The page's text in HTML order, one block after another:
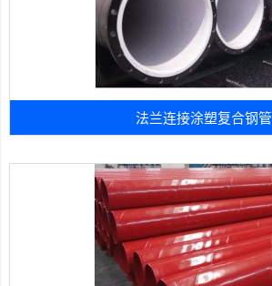
法兰连接涂塑复合钢管